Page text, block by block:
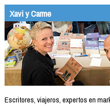
Xavi y Carme
Escritores, viajeros, expertos en